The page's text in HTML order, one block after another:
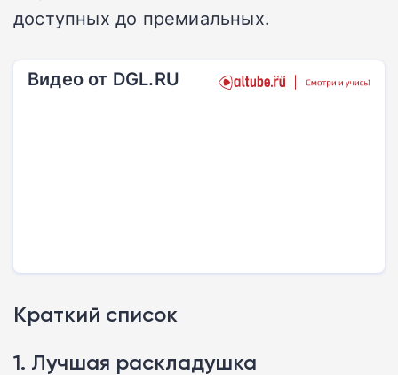
доступных до премиальных.
Видео от DGL.RU
Краткий список
1. Лучшая раскладушка